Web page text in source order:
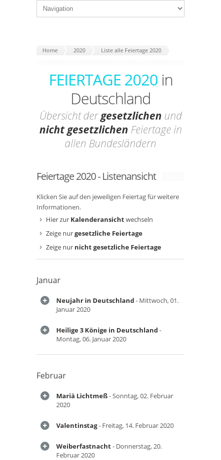
Home 2020 Liste alle Feiertage 2020
FEIERTAGE 2020in
Deutschland
Übersicht dergesetzlichen und
nicht gesetzlichen Feiertage in
allen Bundesländern
Feiertage 2020 - Listenansicht
Klicken Sie auf den jeweiligen Feiertag für weitere
Informationen.
Hier zur Kalenderansichtwechseln
Zeige nurgesetzliche Feiertage
Zeige nur nicht gesetzliche Feiertage
Januar
Neujahr in Deutschland- Mittwoch, 01.
Januar 2020
Heilige 3 Könige in Deutschland-
Montag, 06. Januar 2020
Februar
Mariä Lichtmeß- Sonntag, 02. Februar
2020
Valentinstag- Freitag, 14. Februar 2020
Weiberfastnacht- Donnerstag, 20.
Februar 2020